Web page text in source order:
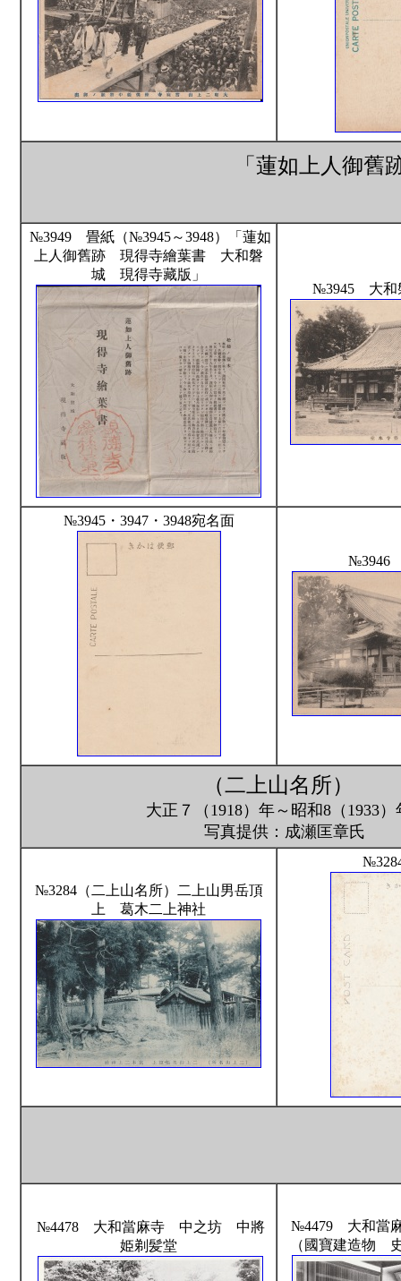
「蓮如上人御
№3949 畳紙（№3945～3948）「蓮如
上人御舊跡 現得寺繪葉書 大和磐
城 現得寺藏版」
№3945 大和
№3945・3947・3948宛名面
№3946
（二上山名所）
大正７（1918）年～昭和8（1933）
写真提供：成瀬匡章氏
№3284（二上山名所）二上山男岳頂
上 葛木二上神社
№4478 大和當麻寺 中之坊 中將
姫剃髪堂
№4479 大和當
（國寶建造物